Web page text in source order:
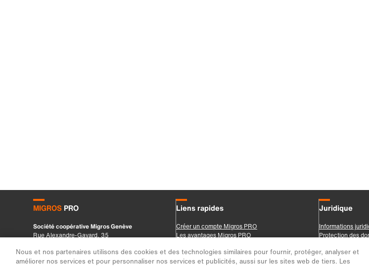
Nous et nos partenaires utilisons des cookies et des technologies similaires pour fournir, protéger, analyser et
améliorer nos services et pour personnaliser nos services et publicités, aussi sur les sites web de tiers. Les